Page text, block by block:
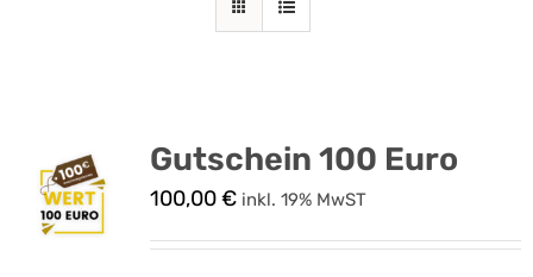
Gutschein 100 Euro
100,00€ inkl. 19% MwST